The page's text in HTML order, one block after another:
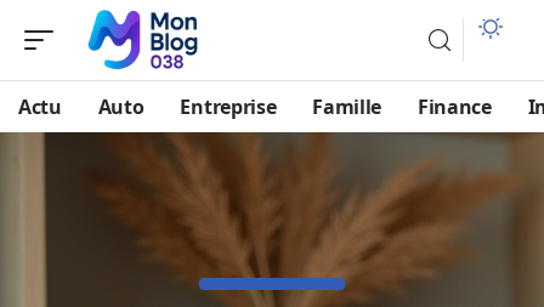
Actu Auto Entreprise Famille Finance